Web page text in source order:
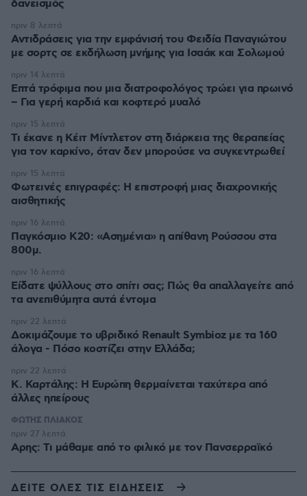
δανεισμός
Αντιδράσεις για την εμφάνισή του Φειδία Παναγιώτου
με σορτς σε εκδήλωση μνήμης για Ισαάκ και Σολωμού
πριν 8 λεπτά
Επτά τρόφιμα που μια διατροφολόγος τρώει για πρωινό
– Για γερή καρδιά και κοφτερό μυαλό
πριν 14 λεπτά
Τι έκανε η Κέιτ Μίντλετον στη διάρκεια της θεραπείας
για τον καρκίνο, όταν δεν μπορούσε να συγκεντρωθεί
πριν 15 λεπτά
Φωτεινές επιγραφές: Η επιστροφή μιας διαχρονικής
αισθητικής
πριν 15 λεπτά
Παγκόσμιο Κ20: «Ασημένια» η απίθανη Ρούσσου στα
800μ.
πριν 16 λεπτά
Είδατε ψύλλους στο σπίτι σας; Πώς θα απαλλαγείτε από
τα ανεπιθύμητα αυτά έντομα
πριν 16 λεπτά
Δοκιμάζουμε το υβριδικό Renault Symbioz με τα 160
άλογα - Πόσο κοστίζει στην Ελλάδα;
πριν 22 λεπτά
Κ. Καρτάλης: Η Ευρώπη θερμαίνεται ταχύτερα από
άλλες ηπείρους
πριν 22 λεπτά
ΦΩΤΗΣ ΠΛΙΑΚΟΣ
Αρης: Τι μάθαμε από το φιλικό με τον Πανσερραϊκό
πριν 27 λεπτά
ΔΕΙΤΕ ΟΛΕΣ ΤΙΣ ΕΙΔΗΣΕΙΣ